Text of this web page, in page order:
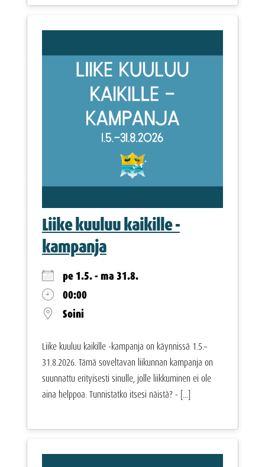
Liike kuuluu kaikille -
kampanja
pe 1.5. - ma 31.8.
00:00
Soini
Liike kuuluu kaikille -kampanja on käynnissä 1.5.–
31.8.2026. Tämä soveltavan liikunnan kampanja on
suunnattu erityisesti sinulle, jolle liikkuminen ei ole
aina helppoa. Tunnistatko itsesi näistä? - [...]